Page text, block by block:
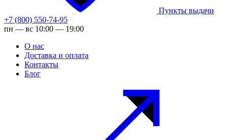
Пункты выдачи
+7 (800) 550-74-95
пн — вс 10:00 — 19:00
О нас
Доставка и оплата
Контакты
Блог